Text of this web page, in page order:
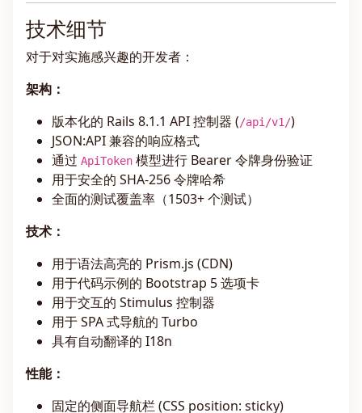
技术细节
对于对实施感兴趣的开发者：
架构：
版本化的 Rails 8.1.1 API 控制器 (/api/v1/)
JSON:API 兼容的响应格式
通过 ApiToken 模型进行 Bearer 令牌身份验证
用于安全的 SHA-256 令牌哈希
全面的测试覆盖率（1503+ 个测试）
技术：
用于语法高亮的 Prism.js (CDN)
用于代码示例的 Bootstrap 5 选项卡
用于交互的 Stimulus 控制器
用于 SPA 式导航的 Turbo
具有自动翻译的 I18n
性能：
固定的侧面导航栏 (CSS position: sticky)